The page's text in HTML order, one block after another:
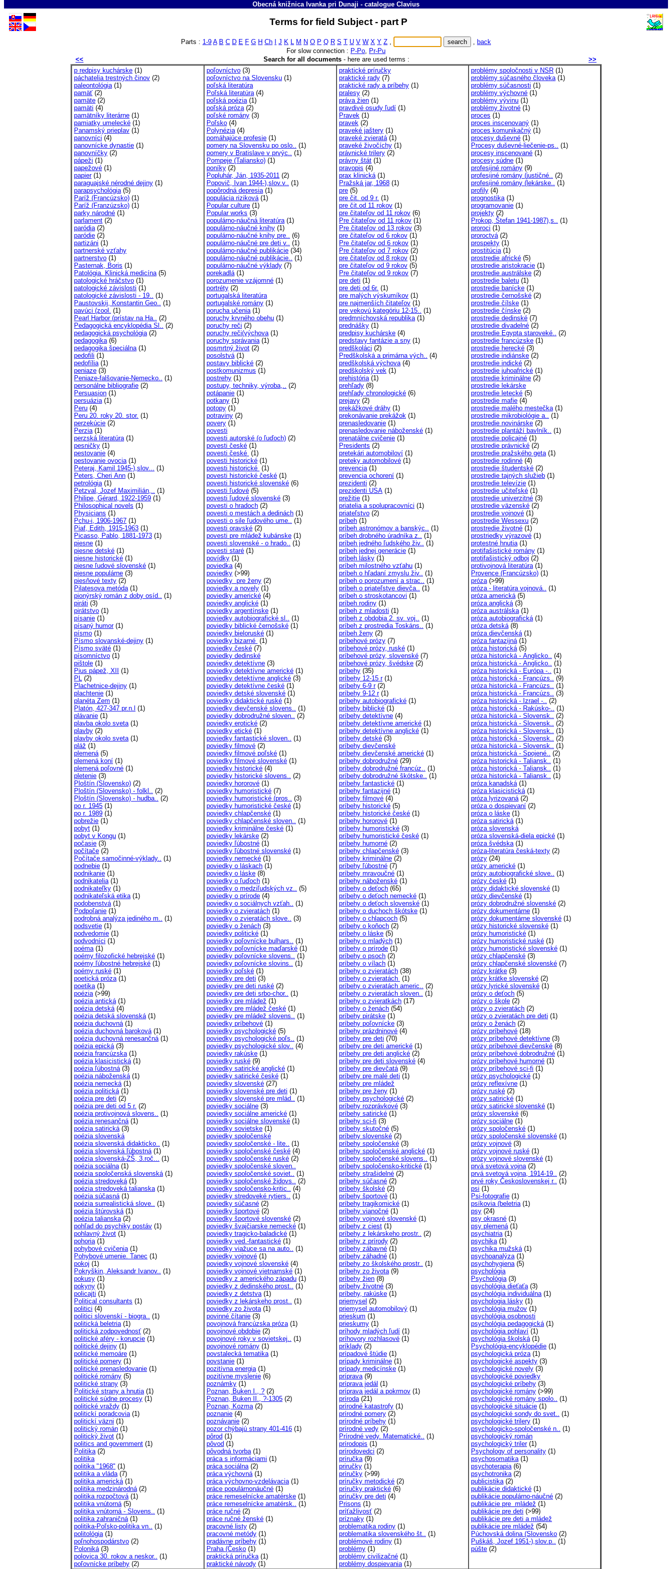
Obecná knižnica Ivanka pri Dunaji - catalogue Clavius
Terms for field Subject - part P
Parts : 1-9 A B C D E F G H Ch J K L M N O P Q R S T U V W X Y Z , , back
For slow connection : P-Po, Pr-Pu
<<
Search for all documents- here are used terms :
>>
p redpisy kuchárske (1)
páchatelia trestných činov (2)
paleontológia(1)
pamäť (2)
pamäte (2)
pamäti (4)
pamätníky literárne (1)
pamiatky umelecké (1)
Panamský prieplav (1)
panovníci (4)
panovnícke dynastie (1)
panovníčky (2)
pápeži (1)
papežové (1)
papier(1)
paraguajské nérodné dejiny (1)
parapsychológia(5)
Paríž (Francúzsko) (1)
Paríž (Franzúzsko) (1)
parky národné (1)
parlament (2)
paródia(2)
paródie (2)
partizáni (1)
partnerské vzťahy
partnerstvo (1)
Pasternak, Boris (1)
Patológia. Klinická medicína(5)
patologické hráčstvo (1)
patologické závislosti (1)
patologické závislosti - 19.. (1)
Paustovskij, Konstantin Geo.. (1)
pavúci (zool. (1)
Pearl Harbor (prístav na Ha.. (2)
Pedagogická encyklopédia Sl.. (2)
pedagogická psychológia(2)
pedagogika(6)
pedagogika špeciálna(1)
pedofili (1)
pedofília(1)
peniaze (3)
Peniaze-falšovanie-Nemecko.. (1)
personálne bibliografie (2)
Persuasion (1)
persuázia(1)
Peru (4)
Peru 20. roky 20. stor. (1)
perzekúcie (2)
Perzia(1)
perzská literatúra(1)
pesničky (1)
pestovanie (4)
pestovanie ovocia(1)
Peteraj, Kamil 1945-),slov... (1)
Peters, Cheri Ann (1)
petrológia(1)
Petzval, Jozef Maximilián,.. (1)
Philipe, Gérard, 1922-1959 (1)
Philosophical novels (1)
Physicians (1)
Pchu-i, 1906-1967 (1)
Piaf, Edith, 1915-1963 (1)
Picasso, Pablo, 1881-1973 (1)
piesne (1)
piesne detské (1)
piesne historické (1)
piesne ľudové slovenské (1)
piesne populárne (3)
piesňové texty (2)
Pilatesova metóda(1)
pionýrský román z doby osíd.. (1)
piráti (3)
pirátstvo (1)
písanie (1)
písaný humor(1)
písmo (1)
Písmo slovanské-dejiny (1)
Písmo sväté (1)
písomníctvo (1)
pištole (1)
Pius pápež, XII
(1)
PL (2)
Plachetnice-dejiny (1)
plachtenie (1)
planéta Zem (1)
Platón, 427-347 pr.n.l (1)
plávanie (1)
plavba okolo sveta(1)
plavby (2)
plavby okolo sveta(1)
pláž (1)
plemená(5)
plemená koní (1)
plemená poľovné (1)
pletenie (3)
Ploštín (Slovensko) (2)
Ploštín (Slovensko) - folkl.. (2)
Ploštín (Slovensko) - hudba.. (2)
po r. 1945 (1)
po r. 1989 (1)
pobrežie (1)
pobyt (1)
pobyt v Kongu (1)
počasie (3)
počítače (2)
Počítače samočinné-výklady.. (1)
podnebie (1)
podnikanie (1)
podnikatelia(1)
podnikateľky (1)
podnikateľská etika(1)
podobenstvá(1)
Podpoľanie (1)
podrobná analýza jediného m.. (1)
podsvetie (1)
podvedomie (1)
podvodníci (1)
poéma(1)
poémy filozofické hebrejské (1)
poémy ľúbostné hebrejské (1)
poémy ruské (1)
poetická próza(1)
poetika(1)
poézia(>99)
poézia antická(1)
poézia detská(4)
poézia detská slovenská(1)
poézia duchovná(1)
poézia duchovná baroková(1)
poézia duchovná renesančná(1)
poézia epická(3)
poézia francúzska(1)
poézia klasicistická(1)
poézia ľúbostná(3)
poézia náboženská(1)
poézia nemecká(1)
poézia politická(1)
poézia pre deti (2)
poézia pre deti od 5 r. (2)
poézia protivojnová slovens.. (1)
poézia renesančná(1)
poézia satirická(3)
poézia slovenská
poézia slovenská didakticko.. (1)
poézia slovenská ľúbostná(1)
poézia slovenská-ZŠ, 3.roč... (1)
poézia sociálna(1)
poézia spoločenská slovenská(1)
poézia stredoveká(1)
poézia stredoveká talianska(1)
poézia súčasná(1)
poézia surrealistická slove.. (1)
poézia štúrovská(1)
poézia talianska(2)
pohľad do psychiky postáv (1)
pohlavný život (1)
pohoria(1)
pohybové cvičenia(1)
Pohybové umenie. Tanec (1)
pokoj (1)
Pokryškin, Aleksandr Ivanov.. (1)
pokusy (1)
pokyny (1)
policajti (1)
Political consultants (1)
politici (4)
politici slovenskí - biogra.. (1)
politická beletria(1)
politická zodpovednosť (2)
politické aféry - korupcie (1)
politické dejiny (1)
politické memoáre (1)
politické pomery (1)
politické prenasledovanie (1)
politické romány (5)
politické strany (3)
Politické strany a hnutia(1)
politické súdne procesy (1)
politické vraždy (1)
politickí poradcovia(1)
politickí väzni (1)
politický román (1)
politický život (1)
politics and government (1)
Politika(2)
politika
politika "1968" (1)
politika a vláda(7)
politika americká(1)
politika medzinárodná(2)
politika rozpočtová(1)
politika vnútorná(5)
politika vnútorná - Slovens.. (1)
politika zahraničná(1)
politika-Poľsko-politika vn.. (1)
politológia(1)
poľnohospodárstvo (2)
Poloniká(3)
polovica 30. rokov a neskor.. (1)
poľovnícke príbehy (2)
poľovníctvo (3)
poľovníctvo na Slovensku (1)
poľská literatúra
Poľská literatúra(4)
poľská poézia(1)
poľská próza(2)
poľské romány (3)
Poľsko (4)
Polynézia(4)
pomáhajúce profesie (1)
pomery na Slovensku po oslo.. (1)
pomery v Bratislave v prvýc.. (1)
Pompeje (Taliansko) (1)
poníky (2)
Popluhár, Ján, 1935-2011 (2)
Popovič, Ivan 1944-),slov.v.. (1)
popôrodná depresia(1)
populácia riziková(1)
Popular culture (1)
Popular works (3)
populárno-náučná literatúra(1)
populárno-náučné knihy (1)
populárno-náučné knihy pre.. (6)
populárno-náučné pre deti v.. (1)
populárno-náučné publikácie (34)
populárno-náučné publikácie.. (1)
populárno-náučné výklady (7)
porekadlá(1)
porozumenie vzájomné (1)
portréty (2)
portugalská literatúra
portugalské romány (1)
porucha učenia(1)
poruchy krvného obehu (1)
poruchy reči (2)
poruchy reči(výchova(1)
poruchy správania(1)
posmrtný život (2)
posolstvá(1)
postavy biblické (2)
postkomunizmus (1)
postrehy (1)
postupy, techniky, výroba,.. (2)
potápanie (1)
potkany (1)
potopy (1)
potraviny (2)
povery (1)
povesti
povesti autorské (o ľuďoch) (2)
povesti české (1)
povesti české (1)
povesti historické (1)
povesti historické (1)
povesti historické české (1)
povesti historické slovenské (6)
povesti ľudové (5)
povesti ľudové slovenské (3)
povesti o hradoch (2)
povesti o mestách a dedinách (1)
povesti o sile ľudového ume.. (1)
povesti oravské (2)
povesti pre mládež kubánske (1)
povesti slovenské - o hrado.. (1)
povesti staré (1)
povídky (1)
poviedka(4)
poviedky (>99)
poviedky pre ženy (2)
poviedky a novely (1)
poviedky americké (4)
poviedky anglické (1)
poviedky argentínske (1)
poviedky autobiografické sl.. (1)
poviedky biblické černošské (1)
poviedky bieloruské (1)
poviedky bizarné (1)
poviedky české (7)
poviedky dedinské
poviedky detektívne (3)
poviedky detektívne americké (1)
poviedky detektívne anglické (3)
poviedky detektívne české (1)
poviedky detské slovenské (1)
poviedky didaktické ruské (1)
poviedky dievčenské slovens.. (1)
poviedky dobrodružné sloven.. (2)
poviedky erotické (2)
poviedky etické (1)
poviedky fantastické sloven.. (1)
poviedky filmové (2)
poviedky filmové poľské (1)
poviedky filmové slovenské (1)
poviedky historické (4)
poviedky historické slovens.. (2)
poviedky hororové (1)
poviedky humoristické (7)
poviedky humoristické (pros.. (3)
poviedky humoristické české (1)
poviedky chlapčenské (1)
poviedky chlapčenské sloven.. (1)
poviedky kriminálne české (1)
poviedky lekárske (2)
poviedky ľúbostné (1)
poviedky ľúbostné slovenské (1)
poviedky nemecké (1)
poviedky o láskach (1)
poviedky o láske (8)
poviedky o ľuďoch (1)
poviedky o medziľudských vz.. (5)
poviedky o prírode (4)
poviedky o sociálnych vzťah.. (1)
poviedky o zvieratách (1)
poviedky o zvieratách slove.. (3)
poviedky o ženách (3)
poviedky politické (1)
poviedky poľovnícke bulhars.. (1)
poviedky poľovnícke maďarské (1)
poviedky poľovnícke slovens.. (1)
poviedky poľovnícke slovins.. (1)
poviedky poľské (1)
poviedky pre deti (3)
poviedky pre deti ruské (2)
poviedky pre deti srbo-chor.. (1)
poviedky pre mládež (1)
poviedky pre mládež české (1)
poviedky pre mládež slovens.. (1)
poviedky príbehové (1)
poviedky psychologické (5)
poviedky psychologické poľs.. (1)
poviedky psychologické slov.. (4)
poviedky rakúske (1)
poviedky ruské (9)
poviedky satirické anglické (1)
poviedky satirické české (1)
poviedky slovenské (27)
poviedky slovenské pre deti (1)
poviedky slovenské pre mlád.. (1)
poviedky sociálne (3)
poviedky sociálne americké (1)
poviedky sociálne slovenské (1)
poviedky sovietske (1)
poviedky spoločenské
poviedky spoločenské - lite.. (1)
poviedky spoločenské české (4)
poviedky spoločenské ruské (2)
poviedky spoločenské sloven..
poviedky spoločenské soviet.. (1)
poviedky spoločenské židovs.. (2)
poviedky spoločensko-kritic.. (4)
poviedky stredoveké rytiers.. (1)
poviedky súčasné (2)
poviedky športové (2)
poviedky športové slovenské (2)
poviedky švajčiarske nemecké (1)
poviedky tragicko-baladické (1)
poviedky ved.-fantastické (1)
poviedky viažuce sa na auto.. (1)
poviedky vojnové (1)
poviedky vojnové slovenské (4)
poviedky vojnové vietnamské (1)
poviedky z amerického západu (1)
poviedky z dedinského prost.. (1)
poviedky z detstva(1)
poviedky z lekárskeho prost.. (1)
poviedky zo života(1)
povinné čítanie (3)
povojnová francúzska próza(1)
povojnové obdobie (2)
povojnové roky v sovietskej.. (1)
povojnové romány (1)
povstalecká tematika(1)
povstanie (1)
pozitívna energia(1)
pozitívne myslenie (6)
poznámky (1)
Poznan, Buken I., ? (2)
Poznan, Buken II., ?-1305 (2)
Poznan, Kozma(2)
poznanie (4)
poznávanie (2)
pozor chýbajú strany 401-416 (1)
pôrod (1)
pôvod (1)
pôvodná tvorba(1)
práca s informáciami (1)
práca sociálna(2)
práca výchovná(1)
práca výchovno-vzdelávacia(1)
práce populárnonáučné (1)
práce remeselnícke amatérske (1)
práce remeselnícke amatérsk.. (1)
práce ručné (2)
práce ručné ženské (1)
pracovné listy (2)
pracovné metódy (1)
pradávne príbehy (1)
Praha (Česko (1)
praktická príručka(1)
praktické návody (1)
praktické príručky
praktické rady (7)
praktické rady a príbehy (1)
pralesy (2)
práva žien (1)
pravdivé osudy ľudí (1)
Pravek (1)
pravek (2)
praveké jaštery (1)
praveké zvieratá(1)
praveké živočíchy (1)
právnické trilery (2)
právny štát (1)
pravopis (4)
prax klinická(1)
Pražská jar, 1968 (1)
pre (5)
pre čit. od 9 r. (1)
pre čit.od 11 rokov (1)
pre čitateľov od 11 rokov (6)
Pre čitateľov od 11 rokov (1)
Pre čitateľov od 13 rokov (3)
pre čitateľov od 6 rokov (1)
Pre čitateľov od 6 rokov (1)
Pre čitateľov od 7 rokov (2)
pre čitateľov od 8 rokov (1)
pre čitateľov od 9 rokov (5)
Pre čitateľov od 9 rokov (7)
pre deti (1)
pre deti od 6r. (1)
pre malých výskumíkov (1)
pre najmenších čitateľov (1)
pre vekovú kategóriu 12-15.. (1)
predmníchovská republika(1)
prednášky (1)
predpisy kuchárske (4)
predstavy fantázie a sny (1)
predškoláci (2)
Predškolská a primárna vých.. (4)
predškolská výchova(4)
predškolský vek (1)
prehistória(1)
prehľady (8)
prehľady chronologické (6)
prejavy (2)
prekážkové dráhy (1)
prekonávanie prekážok (1)
prenasledovanie (1)
prenasledovanie náboženské (1)
prenatálne cvičenie (1)
Presidents (2)
pretekári automobiloví (1)
preteky automobilové (1)
prevencia(1)
prevencia ochorení (1)
prezidenti (2)
prezidenti USA (1)
prežitie (1)
priatelia a spolupracovníci (1)
priateľstvo (2)
príbeh (1)
príbeh astronómov a banskýc.. (1)
príbeh drobného úradníka z.. (1)
príbeh jedného ľudského živ.. (1)
príbeh jednej generácie (1)
príbeh lásky (1)
príbeh milostného vzťahu (1)
príbeh o hľadaní zmyslu živ.. (1)
príbeh o porozumení a strac.. (1)
príbeh o priateľstve dievča.. (1)
príbeh o stroskotancovi (1)
príbeh rodiny (1)
príbeh z mladosti (1)
príbeh z obdobia 2. sv. voj.. (1)
príbeh z prostredia Toskáns.. (1)
príbeh ženy (2)
príbehové prózy (7)
príbehové prózy, ruské (1)
príbehové prózy, slovenské (7)
príbehové prózy, švédske (2)
príbehy (35)
príbehy 12-15 r(1)
príbehy 6-9 r(2)
príbehy 9-12 r(1)
príbehy autobiografické (1)
príbehy biblické (1)
príbehy detektívne (4)
príbehy detektívne americké (1)
príbehy detektívne anglické (1)
príbehy detské (3)
príbehy dievčenské
príbehy dievčenské americké (1)
príbehy dobrodružné (29)
príbehy dobrodružné francúz.. (1)
príbehy dobrodružné škótske.. (1)
príbehy fantastické (1)
príbehy fantazijné (1)
príbehy filmové (4)
príbehy historické (5)
príbehy historické české (1)
príbehy hororové (1)
príbehy humoristické (3)
príbehy humoristické české (1)
príbehy humorné (2)
príbehy chlapčenské (3)
príbehy kriminálne (2)
príbehy ľúbostné (7)
príbehy mravoučné (1)
príbehy náboženské (1)
príbehy o deťoch (65)
príbehy o deťoch nemecké (1)
príbehy o deťoch slovenské (1)
príbehy o duchoch škótske (1)
príbehy o chlapcoch (5)
príbehy o koňoch (2)
príbehy o láske (5)
príbehy o mladých (1)
príbehy o prírode (1)
príbehy o psoch (2)
príbehy o vílach (1)
príbehy o zvieratách (38)
príbehy o zvieratách (1)
príbehy o zvieratách americ.. (2)
príbehy o zvieratách sloven.. (1)
príbehy o zvieratkách (17)
príbehy o ženách (54)
príbehy pirátske (1)
príbehy poľovnícke (3)
príbehy prázdninové (4)
príbehy pre deti (70)
príbehy pre deti americké (1)
príbehy pre deti anglické (2)
príbehy pre deti slovenské (4)
príbehy pre dievčatá(9)
príbehy pre malé deti (1)
príbehy pre mládež
príbehy pre ženy (1)
príbehy psychologické (2)
príbehy rozprávkové (3)
príbehy satirické (1)
príbehy sci-fi (3)
príbehy skutočné (5)
príbehy slovenské (2)
príbehy spoločenské (3)
príbehy spoločenské anglické (1)
príbehy spoločenské slovens.. (1)
príbehy spoločensko-kritické (1)
príbehy strašidelné (2)
príbehy súčasné (2)
príbehy školské (2)
príbehy športové (1)
príbehy tragikomické (1)
príbehy vianočné (1)
príbehy vojnové slovenské (1)
príbehy z ciest (1)
príbehy z lekárskeho prostr.. (2)
príbehy z prírody (2)
príbehy zábavné (1)
príbehy záhadné (1)
príbehy zo školského prostr.. (1)
príbehy zo života(9)
príbehy žien (8)
príbehy životné (3)
príbehy, rakúske (1)
priemysel (2)
priemysel automobilový (1)
prieskum (1)
prieskumy (1)
príhody mladých ľudí (1)
príhovory rozhlasové (1)
príklady (2)
prípadové štúdie (1)
prípady kriminálne (1)
prípady medicínske (1)
príprava(9)
príprava jedál (1)
príprava jedál a pokrmov (1)
príroda(21)
prírodné katastrofy (1)
prírodné pomery (2)
prírodné príbehy (1)
prírodné vedy (2)
Prírodné vedy. Matematické.. (1)
prírodopis (1)
prírodovedci (2)
príručka(9)
priručky (1)
príručky (>99)
príručky metodické (2)
príručky praktické (6)
príručky pre deti (4)
Prisons (1)
príťažlivosť (2)
príznaky (1)
problematika rodiny (1)
problematika slovenského št.. (1)
problémové rodiny (1)
problémy (1)
problémy civilizačné (1)
problémy dospievania(1)
problémy spoločnosti v NSR (1)
problémy súčasného človeka(1)
problémy súčasnosti (1)
problémy výchovné (1)
problémy vývinu (1)
problémy životné (1)
proces (1)
proces inscenovaný (1)
proces komunikačný (1)
procesy duševné (1)
Procesy duševné-liečenie-ps.. (1)
procesy inscenované (1)
procesy súdne (1)
profesijné romány (9)
profesijné romány (justičné.. (2)
profesijné romány (lekárske.. (1)
profily (4)
prognostika(1)
programovanie (1)
projekty (2)
Prokop, Štefan 1941-1987),s.. (1)
proroci (1)
proroctvá(2)
prospekty (1)
prostitúcia(1)
prostredie africké (5)
prostredie aristokracie (1)
prostredie austrálske (2)
prostredie baletu (1)
prostredie banícke (1)
prostredie černošské (2)
prostredie čílske (1)
prostredie čínske (2)
prostredie dedinské (7)
prostredie divadelné (2)
prostredie Egypta staroveké.. (2)
prostredie francúzske (1)
prostredie herecké (3)
prostredie indiánske (2)
prostredie indické (2)
prostredie juhoafrické (1)
prostredie kriminálne (2)
prostredie lekárske
prostredie letecké (5)
prostredie mafie (4)
prostredie malého mestečka(1)
prostredie mikrobiológie a.. (1)
prostredie novinárske (2)
prostredie plantáží bavlník.. (1)
prostredie policajné (1)
prostredie právnické (2)
prostredie pražského geta(1)
prostredie rodinné (4)
prostredie študentské (2)
prostredie tajných služieb (1)
prostredie televízie (1)
prostredie učiteľské (1)
prostredie univerzitné (3)
prostredie väzenské (2)
prostredie vojnové (1)
prostredie Wessexu (2)
prostredie životné (1)
prostriedky výrazové (1)
protestné hnutia(1)
protifašistické romány (1)
protifašistický odboj (2)
protivojnová literatúra(1)
Provence (Francúzsko) (1)
próza(>99)
próza - literatúra vojnová.. (1)
próza americká(5)
próza anglická(3)
próza austrálska(1)
próza autobiografická(1)
próza detská(8)
próza dievčenská(1)
próza fantazijná(1)
próza historická(5)
próza historická - Anglicko.. (4)
próza historická - Anglicko.. (1)
próza historická - Európa -.. (1)
próza historická - Francúzs.. (9)
próza historická - Francúzs.. (1)
próza historická - Francúzs.. (3)
próza historická - Izrael -.. (2)
próza historická - Rakúsko-.. (1)
próza historická - Slovensk.. (2)
próza historická - Slovensk.. (2)
próza historická - Slovensk.. (1)
próza historická - Slovensk.. (2)
próza historická - Slovensk.. (1)
próza historická - Spojené.. (2)
próza historická - Taliansk.. (1)
próza historická - Taliansk.. (1)
próza historická - Taliansk.. (1)
próza kanadská(1)
próza klasicistická(1)
próza lyrizovaná(2)
próza o dospievaní (2)
próza o láske (1)
próza satirická(1)
próza slovenská
próza slovenská-diela epické (1)
próza švédska(1)
próza-literatúra česká-texty (2)
prózy (24)
prózy americké (1)
prózy autobiografické slove.. (1)
prózy české (1)
prózy didaktické slovenské (1)
prózy dievčenské (1)
prózy dobrodružné slovenské (2)
prózy dokumentárne (1)
prózy dokumentárne slovenské (1)
prózy historické slovenské (1)
prózy humoristické (1)
prózy humoristické ruské (1)
prózy humoristické slovenské (1)
prózy chlapčenské (3)
prózy chlapčenské slovenské (7)
prózy krátke (3)
prózy krátke slovenské (2)
prózy lyrické slovenské (1)
prózy o deťoch (5)
prózy o škole (2)
prózy o zvieratách (2)
prózy o zvieratách pre deti (1)
prózy o ženách (2)
prózy príbehové (18)
prózy príbehové detektívne (3)
prózy príbehové dievčenské (8)
prózy príbehové dobrodružné (1)
prózy príbehové humorné (1)
prózy príbehové sci-fi (1)
prózy psychologické (1)
prózy reflexívne (1)
prózy ruské (2)
prózy satirické (1)
prózy satirické slovenské (1)
prózy slovenské (6)
prózy sociálne (1)
prózy spoločenské (1)
prózy spoločenské slovenské (1)
prózy vojnové (3)
prózy vojnové ruské (1)
prózy vojnové slovenské (1)
prvá svetová vojna(2)
prvá svetová vojna, 1914-19.. (2)
prvé roky Československej r.. (1)
psi (1)
Psi-fotografie (1)
psíkovia (beletria(1)
psy (24)
psy okrasné (1)
psy plemená(1)
psychiatria(1)
psychika(1)
psychika mužská(1)
psychoanalýza(1)
psychohygiena(5)
psychológia
Psychológia(3)
psychológia dieťaťa(3)
psychológia individuálna(1)
psychologia lásky (1)
psychológia mužov (1)
psychológia osobnosti
psychológia pedagogická(1)
psychológia pohlaví (1)
psychológia školská(1)
Psychológia-encyklopédie (1)
psychologická próza(1)
psychologické aspekty (3)
psychologické novely (3)
psychologické poviedky
psychologické príbehy (3)
psychologické romány (>99)
psychologické romány spolo.. (1)
psychologické situácie (1)
psychologické sondy do svet.. (1)
psychologické trilery (1)
psychologicko-spoločenské n.. (1)
psychologický román
psychologický triler(1)
Psychology of personality (1)
psychosomatika(1)
psychoterapia(6)
psychotronika(2)
publicistika(2)
publikácie didaktické (1)
publikácie populárno-náučné (2)
publikácie pre mládež (1)
publikácie pre deti (>99)
publikácie pre deti a mládež
publikácie pre mládež (54)
Púchovská dolina (Slovensko (2)
Puškáš, Jozef 1951-),slov.p.. (1)
púšte (2)